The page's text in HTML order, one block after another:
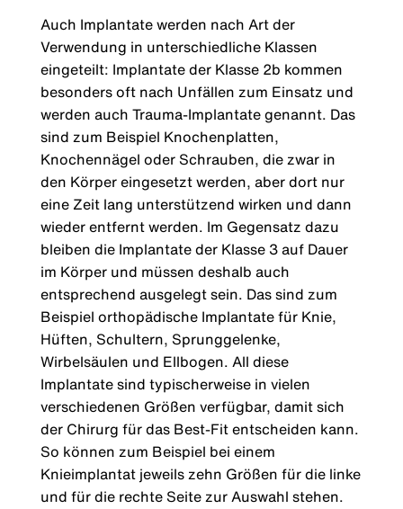
Auch Implantate werden nach Art der
Verwendung in unterschiedliche Klassen
eingeteilt: Implantate der Klasse 2b kommen
besonders oft nach Unfällen zum Einsatz und
werden auch Trauma-Implantate genannt. Das
sind zum Beispiel Knochenplatten,
Knochennägel oder Schrauben, die zwar in
den Körper eingesetzt werden, aber dort nur
eine Zeit lang unterstützend wirken und dann
wieder entfernt werden. Im Gegensatz dazu
bleiben die Implantate der Klasse 3 auf Dauer
im Körper und müssen deshalb auch
entsprechend ausgelegt sein. Das sind zum
Beispiel orthopädische Implantate für Knie,
Hüften, Schultern, Sprunggelenke,
Wirbelsäulen und Ellbogen. All diese
Implantate sind typischerweise in vielen
verschiedenen Größen verfügbar, damit sich
der Chirurg für das Best-Fit entscheiden kann.
So können zum Beispiel bei einem
Knieimplantat jeweils zehn Größen für die linke
und für die rechte Seite zur Auswahl stehen.